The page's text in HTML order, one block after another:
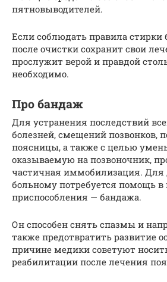
пятновыводителей.
Если соблюдать правила стирки
после очистки сохранит свои
прослужит верой и правдой
необходимо.
Про бандаж
Для устранения последствий
болезней, смещений позвонков,
поясницы, а также с целью
оказываемую на позвоночник,
частичная иммобилизация. Для
больному потребуется помощь в
приспособления — бандажа.
Он способен снять спазмы и
также предотвратить развитие
причине медики советуют
реабилитации после лечения